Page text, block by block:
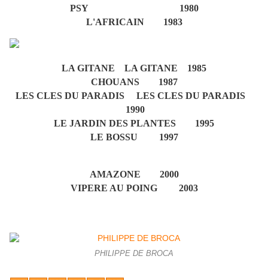
PSY 1980
L'AFRICAIN 1983
LA GITANE LA GITANE 1985
CHOUANS 1987
LES CLES DU PARADIS LES CLES DU PARADIS
1990
LE JARDIN DES PLANTES 1995
LE BOSSU 1997
AMAZONE 2000
VIPERE AU POING 2003
PHILIPPE DE BROCA